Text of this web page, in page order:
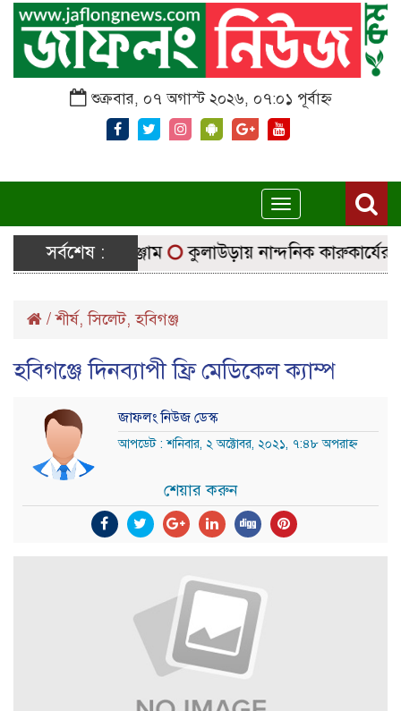
শুক্রবার, ০৭ অগাস্ট ২০২৬, ০৭:০১ পূর্বাহ্ন
Toggle
navigation
সর্বশেষ :
নির্বাচনি সরঞ্জাম কুলাউড়ায় নান্দনিক কারুকার্যের শিব
/শীর্ষ,সিলেট,হবিগঞ্জ
হবিগঞ্জে দিনব্যাপী ফ্রি মেডিকেল ক্যাম্প
জাফলং নিউজ ডেস্ক
আপডেট : শনিবার, ২ অক্টোবর, ২০২১, ৭:৪৮ অপরাহ্ন
শেয়ার করুন